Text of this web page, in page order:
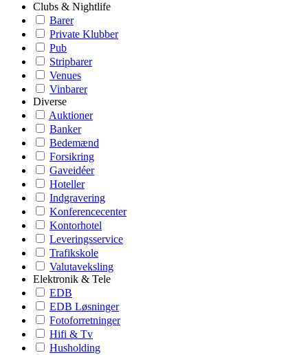
Clubs & Nightlife
Barer
Private Klubber
Pub
Stripbarer
Venues
Vinbarer
Diverse
Auktioner
Banker
Bedemænd
Forsikring
Gaveidéer
Hoteller
Indgravering
Konferencecenter
Kontorhotel
Leveringsservice
Trafikskole
Valutaveksling
Elektronik & Tele
EDB
EDB Løsninger
Fotoforretninger
Hifi & Tv
Husholding